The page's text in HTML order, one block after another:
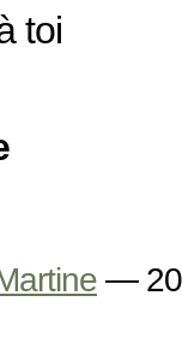
toi
— 20